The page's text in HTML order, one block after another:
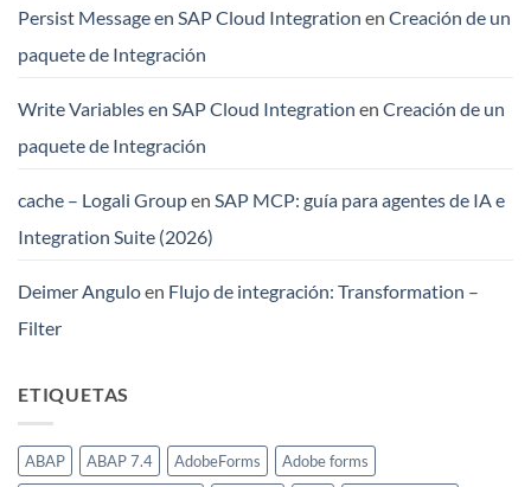
Persist Message en SAP Cloud Integration en Creación de un
paquete de Integración
Write Variables en SAP Cloud Integration en Creación de un
paquete de Integración
cache – Logali Groupen SAP MCP: guía para agentes de IA e
Integration Suite (2026)
Deimer Anguloen Flujo de integración: Transformation –
Filter
ETIQUETAS
ABAP ABAP 7.4 AdobeForms
Adobe forms